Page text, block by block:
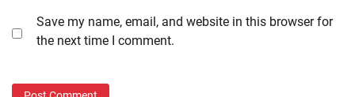
Save my name, email, and website in this browser for
the next time I comment.